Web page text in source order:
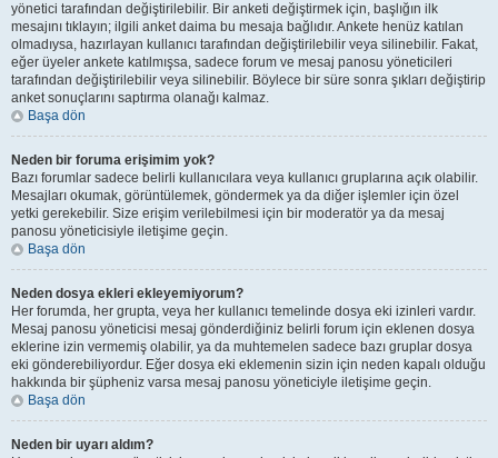
yönetici tarafından değiştirilebilir. Bir anketi değiştirmek için, başlığın ilk
mesajını tıklayın; ilgili anket daima bu mesaja bağlıdır. Ankete henüz katılan
olmadıysa, hazırlayan kullanıcı tarafından değiştirilebilir veya silinebilir. Fakat,
eğer üyeler ankete katılmışsa, sadece forum ve mesaj panosu yöneticileri
tarafından değiştirilebilir veya silinebilir. Böylece bir süre sonra şıkları değiştirip
anket sonuçlarını saptırma olanağı kalmaz.
Başa dön
Neden bir foruma erişimim yok?
Bazı forumlar sadece belirli kullanıcılara veya kullanıcı gruplarına açık olabilir.
Mesajları okumak, görüntülemek, göndermek ya da diğer işlemler için özel
yetki gerekebilir. Size erişim verilebilmesi için bir moderatör ya da mesaj
panosu yöneticisiyle iletişime geçin.
Başa dön
Neden dosya ekleri ekleyemiyorum?
Her forumda, her grupta, veya her kullanıcı temelinde dosya eki izinleri vardır.
Mesaj panosu yöneticisi mesaj gönderdiğiniz belirli forum için eklenen dosya
eklerine izin vermemiş olabilir, ya da muhtemelen sadece bazı gruplar dosya
eki gönderebiliyordur. Eğer dosya eki eklemenin sizin için neden kapalı olduğu
hakkında bir şüpheniz varsa mesaj panosu yöneticiyle iletişime geçin.
Başa dön
Neden bir uyarı aldım?